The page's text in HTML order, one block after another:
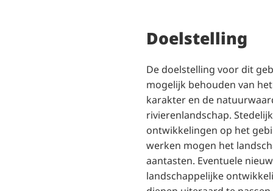
Doelstelling
De doelstelling voor dit
mogelijk behouden van
karakter en de
rivierenlandschap.
ontwikkelingen op het
werken mogen het
aantasten. Eventuele
landschappelijke